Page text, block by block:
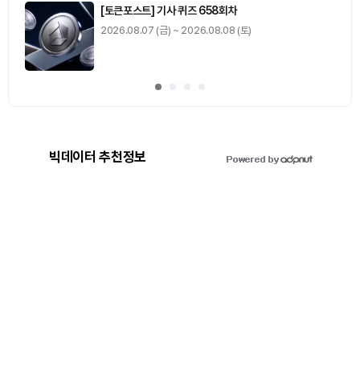
[토큰포스트] 기사 퀴즈 658회차
2026.08.07 (금) ~ 2026.08.08 (토)
빅데이터 추천정보